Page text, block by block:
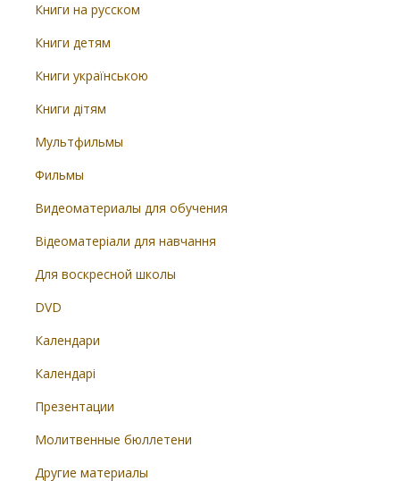
Книги на русском
Книги детям
Книги українською
Книги дітям
Мультфильмы
Фильмы
Видеоматериалы для обучения
Відеоматеріали для навчання
Для воскресной школы
DVD
Календари
Календарі
Презентации
Молитвенные бюллетени
Другие материалы